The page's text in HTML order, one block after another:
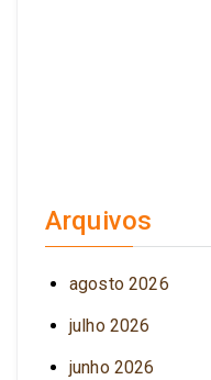
Arquivos
agosto 2026
julho 2026
junho 2026